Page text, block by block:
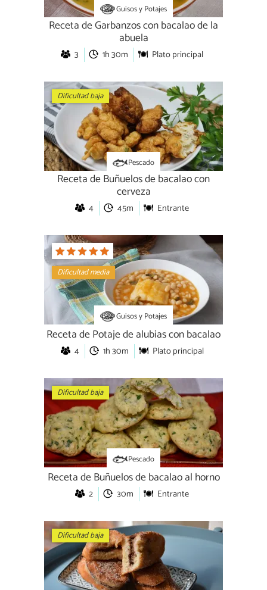
Guisos y Potajes
Receta de Garbanzos con bacalao de la
abuela
3 1h 30m Plato principal
Dificultad baja
Pescado
Receta de Buñuelos de bacalao con
cerveza
4 45m Entrante
Dificultad media
Guisos y Potajes
Receta de Potaje de alubias con bacalao
4 1h 30m Plato principal
Dificultad baja
Pescado
Receta de Buñuelos de bacalao al horno
2 30m Entrante
Dificultad baja